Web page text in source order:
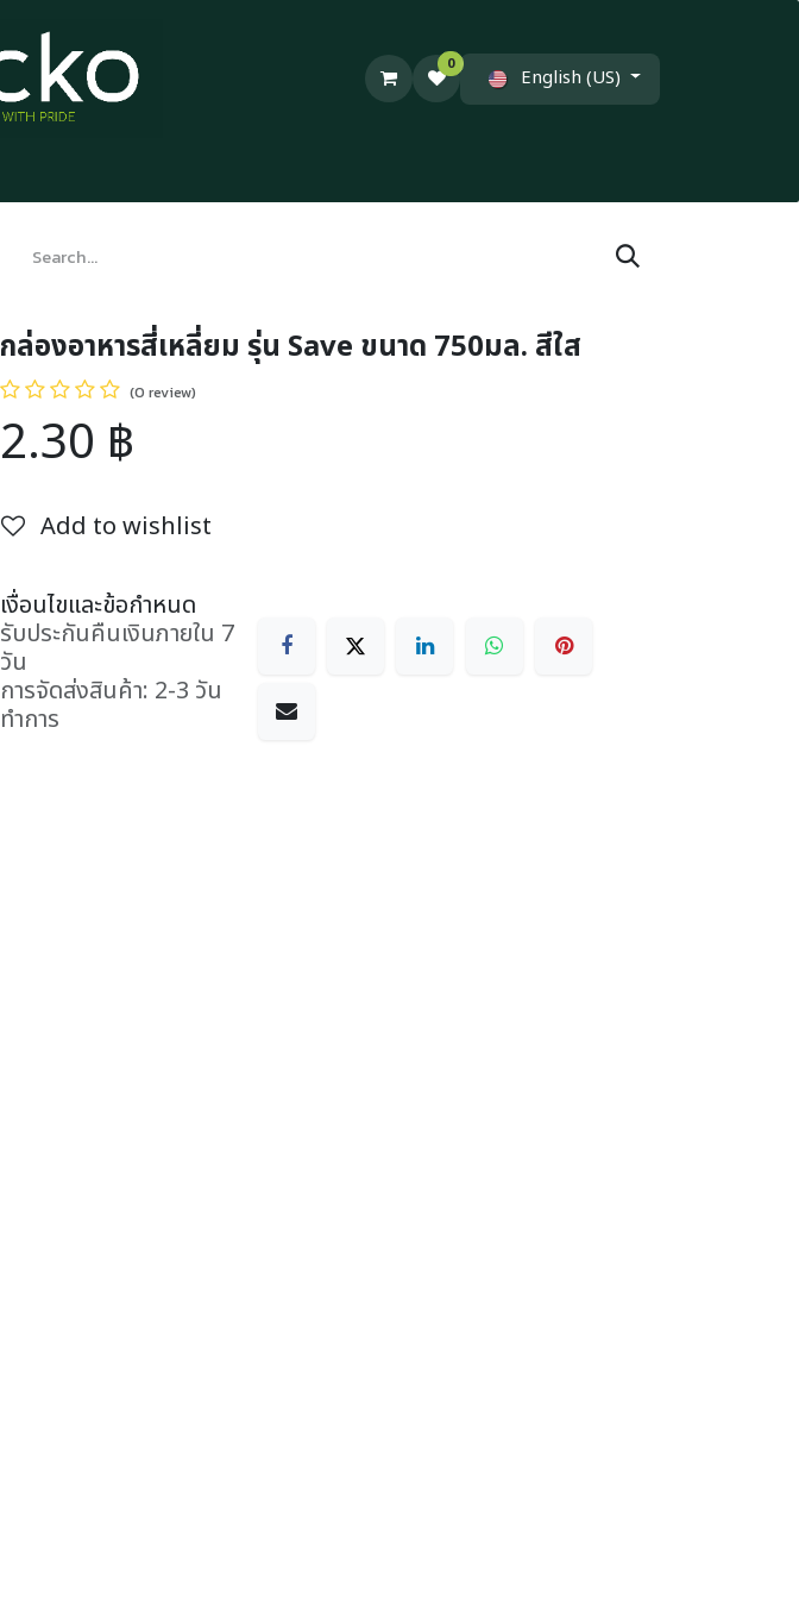
0
English (US)
กล่องอาหารสี่เหลี่ยม รุ่น Save ขนาด 750มล. สีใส
(0 review)
2.30 ฿
Add to wishlist
เงื่อนไขและข้อกำหนด
รับประกันคืนเงินภายใน 7
วัน
การจัดส่งสินค้า: 2-3 วัน
ทำการ